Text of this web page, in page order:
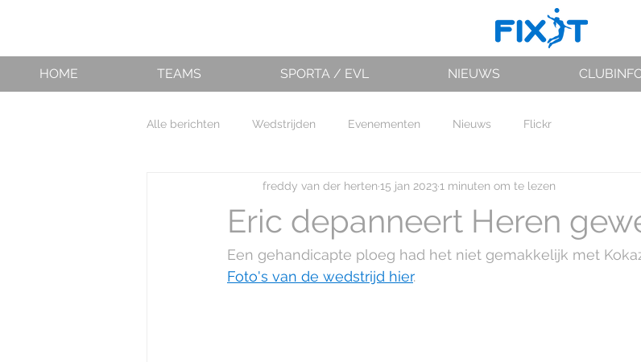
HOME TEAMS SPORTA / EVL NIEUWS
Alle berichten Wedstrijden Evenementen Nieuws Flickr
Eric depanneert Heren
freddy van der herten 15 jan 20231 minuten om te lezen
Een gehandicapte ploeg had het niet gemakkelijk met
Foto's van de wedstrijd hier.